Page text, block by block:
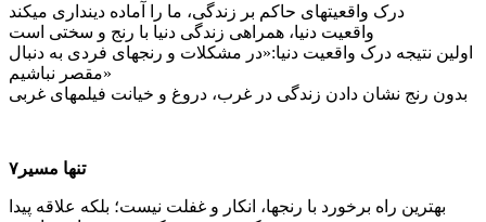
درک واقعیت­های حاکم بر زندگی، ما را آماده دینداری می­کند
واقعیت دنیا، همراهی زندگی دنیا با رنج و سختی است
اولین نتیجه درک واقعیت دنیا:«در مشکلات و رنج­های فردی به دنبال
مقصر نباشیم»
بدون رنج نشان دادن زندگی در غرب، دروغ و خیانت فیلم­های غربی
تنها مسیر۷
بهترین راه برخورد با رنج­ها، انکار و غفلت نیست؛ بلکه علاقه پیدا